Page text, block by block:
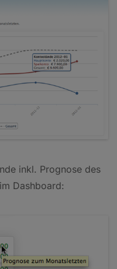
inkl. Prognose des
Dashboard: